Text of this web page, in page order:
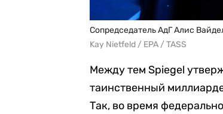
Сопредседатель АдГ Алис
Kay Nietfeld / EPA / TASS
Между тем Spiegel
таинственный
Так, во время